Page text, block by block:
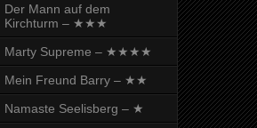
Der Mann auf dem
Kirchturm – ★★★
Marty Supreme – ★★★★
Mein Freund Barry – ★★
Namaste Seelisberg – ★